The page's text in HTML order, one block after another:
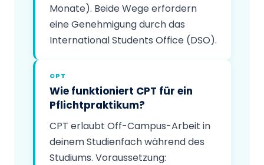
Monate). Beide Wege erfordern
eine Genehmigung durch das
International Students Office (DSO).
CPT
Wie funktioniert CPT für ein
Pflichtpraktikum?
CPT erlaubt Off-Campus-Arbeit in
deinem Studienfach während des
Studiums. Voraussetzung: